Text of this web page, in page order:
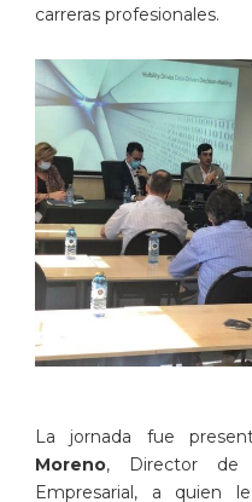
carreras profesionales.
La jornada fue
Moreno, Director de
Empresarial, a quien